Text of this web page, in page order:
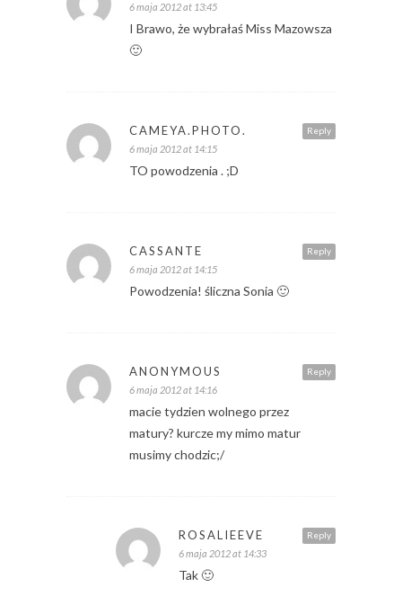
6 maja 2012 at 13:45
I Brawo, że wybrałaś Miss Mazowsza
🙂
Reply
CAMEYA.PHOTO.
6 maja 2012 at 14:15
TO powodzenia . ;D
Reply
CASSANTE
6 maja 2012 at 14:15
Powodzenia! śliczna Sonia 🙂
Reply
ANONYMOUS
6 maja 2012 at 14:16
macie tydzien wolnego przez
matury? kurcze my mimo matur
musimy chodzic;/
Reply
ROSALIEEVE
6 maja 2012 at 14:33
Tak 🙂